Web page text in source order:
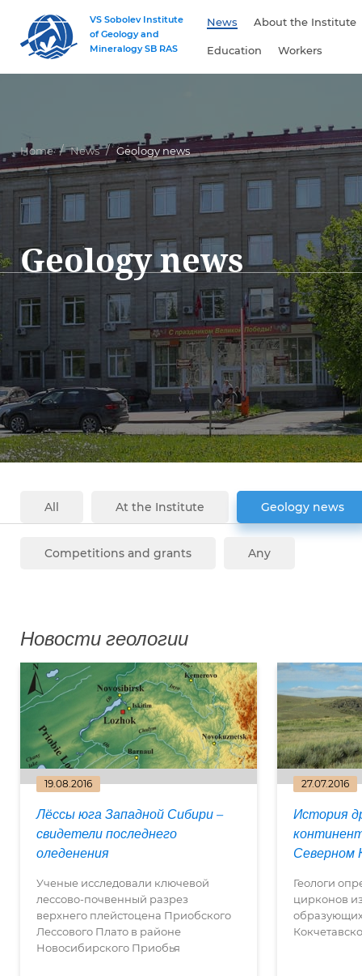
VS Sobolev Institute
of Geology and
Mineralogy SB RAS
News About the Institute
Education Workers
Home News Geology news
Geology news
All At the Institute Geology news
Competitions and grants Any
Новости геологии
19.08.2016
Лёссы юга Западной Сибири –
свидетели последнего
оледенения
Ученые исследовали ключевой
лессово-почвенный разрез
верхнего плейстоцена Приобского
Лессового Плато в районе
Новосибирского Приобья
27.07.2016
История
Северном
Геологи
цирконов